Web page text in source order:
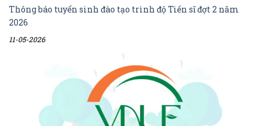
Thông báo tuyển sinh đào tạo trình độ Tiến sĩ đợt 2 năm
2026
11-05-2026